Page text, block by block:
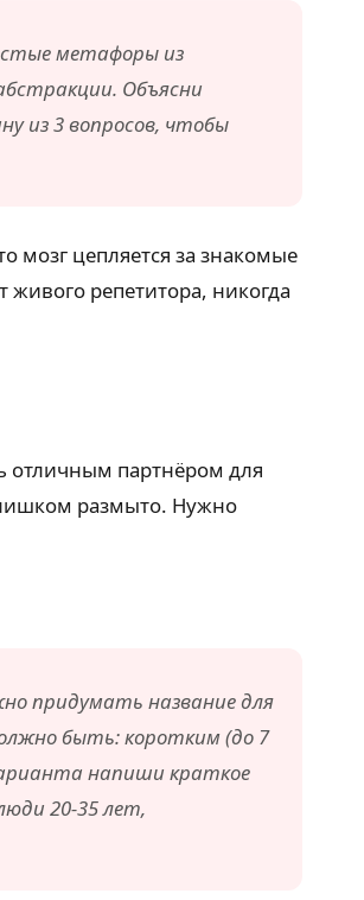
метафоры из
Объясни
из 3 вопросов, чтобы
мозг цепляется за знакомые
репетитора, никогда
отличным партнёром для
размыто. Нужно
придумать название для
быть: коротким (до 7
напиши краткое
20-35 лет,